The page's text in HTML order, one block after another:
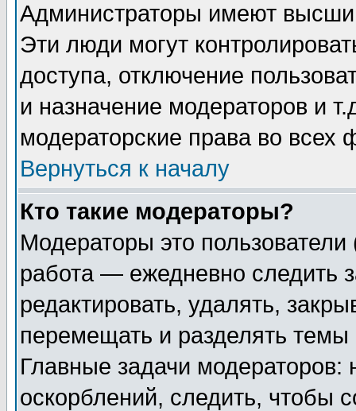
Администраторы имеют
Эти люди могут
доступа, отключение
и назначение модераторов и
модераторские права во всех
Вернуться к началу
Кто такие модераторы?
Модераторы это
работа — ежедневно следить
редактировать, удалять,
перемещать и разделять
Главные задачи
оскорблений, следить, чтобы